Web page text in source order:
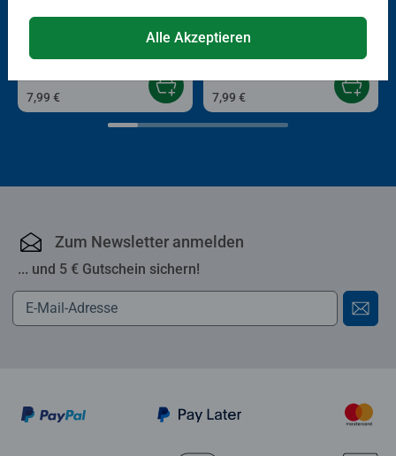
Irgendwo in der Ferne
7,99 €
Kawaii-Kätzchen in Bento-Box
7,99 €
Zum Newsletter anmelden
... und 5 € Gutschein sichern!
Alle Akzeptieren